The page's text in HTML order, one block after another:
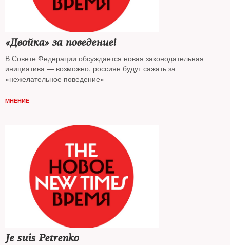
«Двойка» за поведение!
В Совете Федерации обсуждается новая законодательная
инициатива — возможно, россиян будут сажать за
«нежелательное поведение»
МНЕНИЕ
Je suis Petrenko